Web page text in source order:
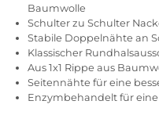
Baumwolle
Schulter zu Schulter
Stabile Doppelnähte an
Klassischer
Aus 1x1 Rippe aus
Seitennähte für eine
Enzymbehandelt für